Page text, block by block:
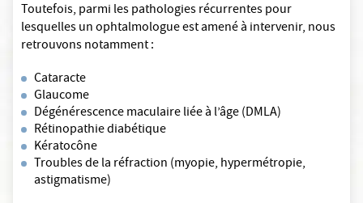
Toutefois, parmi les pathologies récurrentes pour
lesquelles un ophtalmologue est amené à intervenir, nous
retrouvons notamment :
Cataracte
Glaucome
Dégénérescence maculaire liée à l’âge (DMLA)
Rétinopathie diabétique
Kératocône
Troubles de la réfraction (myopie, hypermétropie,
astigmatisme)